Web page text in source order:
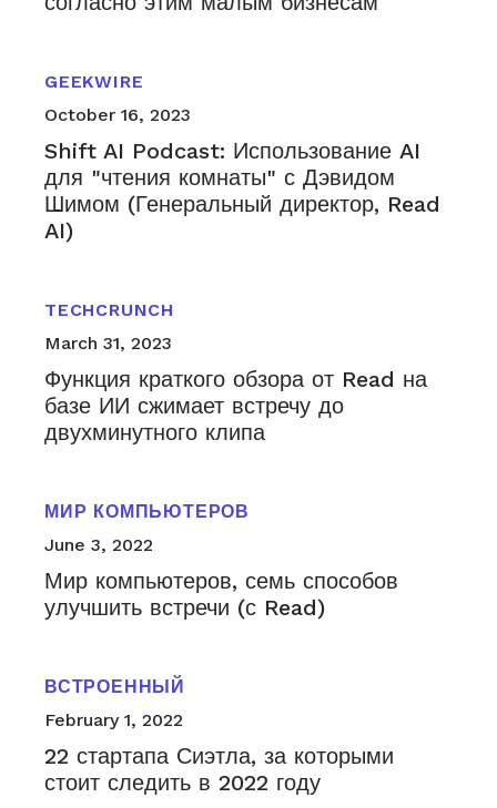
GEEKWIRE
October 16, 2023
Shift AI Podcast: Использование AI
для "чтения комнаты" с Дэвидом
Шимом (Генеральный директор, Read
AI)
TECHCRUNCH
March 31, 2023
Функция краткого обзора от Read на
базе ИИ сжимает встречу до
двухминутного клипа
МИР КОМПЬЮТЕРОВ
June 3, 2022
Мир компьютеров, семь способов
улучшить встречи (с Read)
ВСТРОЕННЫЙ
February 1, 2022
22 стартапа Сиэтла, за которыми
стоит следить в 2022 году